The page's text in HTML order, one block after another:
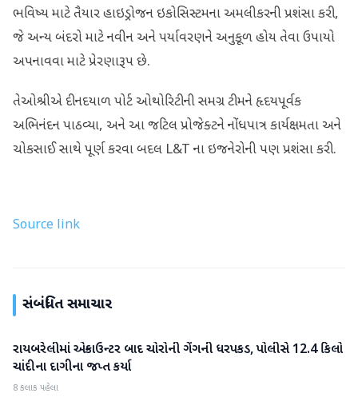
ભવિષ્ય માટે તૈયાર હાઇડ્રોજન ઇકોસિસ્ટમના અમલીકરની પ્રશંસા કરી,
જે અન્ય બંદરો માટે નવીન અને પર્યાવરણને અનુકૂળ હોય તેવા ઉપાયો
અપનાવવા માટે પ્રેરણારૂપ છે.
તેઓશ્રીએ દીનદયાળ પોર્ટ ઓથોરિટીની સમગ્ર ટીમને હૃદયપૂર્વક
અભિનંદન પાઠવ્યા, અને આ જટિલ પ્રોજેક્ટને નોંધપાત્ર કાર્યક્ષમતા અને
ચોકસાઈ સાથે પૂર્ણ કરવા બદલ L&T ના ઇજનેરોની પણ પ્રશંસા કરી.
Source link
સંબંધિત સમાચાર
રાષ્ટ્રીય
રાયબરેલીમાં એન્કાઉન્ટર બાદ ચોરોની ગેંગની ધરપકડ, પોલીસે 12.4 કિલો
ચાંદીના દાગીના જપ્ત કર્યા
8 કલાક પહેલા